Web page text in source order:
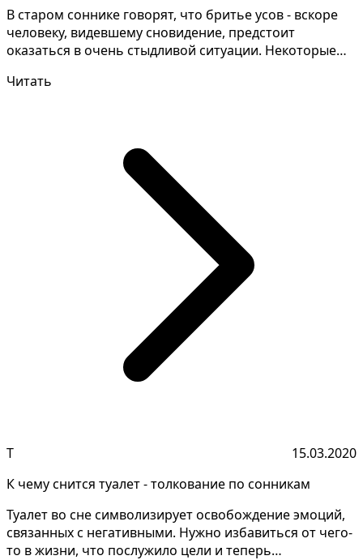
В старом соннике говорят, что бритье усов - вскоре
человеку, видевшему сновидение, предстоит
оказаться в очень стыдливой ситуации. Некоторые
Читать
Т
15.03.2020
К чему снится туалет - толкование по сонникам
Туалет во сне символизирует освобождение эмоций,
связанных с негативными. Нужно избавиться от чего-
то в жизни, что послужило цели и теперь